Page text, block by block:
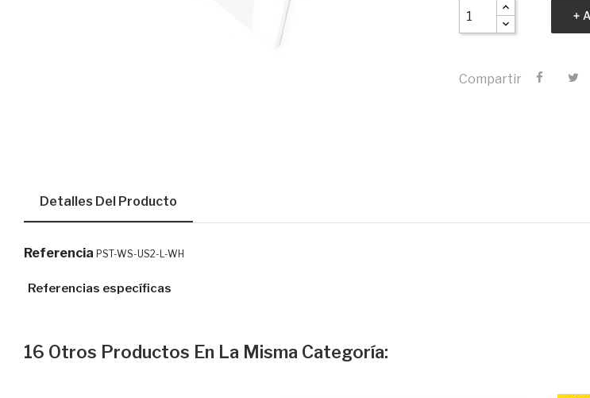
Compartir
Detalles Del Producto
Referencia PST-WS-US2-L-WH
Referencias específicas
16 Otros Productos En La Misma Categoría: